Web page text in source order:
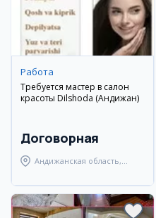
Работа
Требуется мастер в салон
красоты Dilshoda (Андижан)
Договорная
Андижанская область,